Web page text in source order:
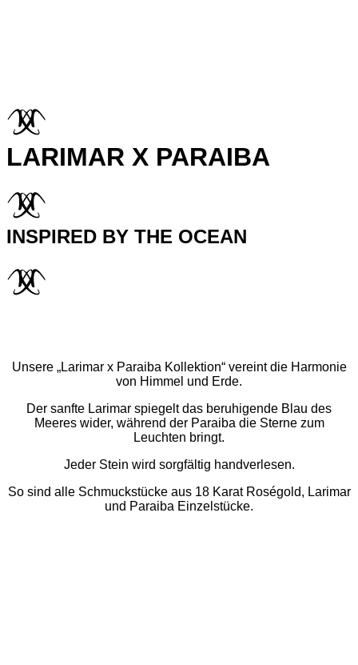
LARIMAR X PARAIBA
INSPIRED BY THE OCEAN
Unsere „Larimar x Paraiba Kollektion“ vereint die Harmonie
von Himmel und Erde.
Der sanfte Larimar spiegelt das beruhigende Blau des
Meeres wider, während der Paraiba die Sterne zum
Leuchten bringt.
Jeder Stein wird sorgfältig handverlesen.
So sind alle Schmuckstücke aus 18 Karat Roségold, Larimar
und Paraiba Einzelstücke.